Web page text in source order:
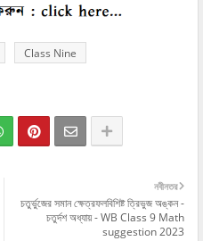
Class Nine
নবীনতর
চতুর্ভুজের সমান ক্ষেত্রফলবিশিষ্ট ত্রিভুজ অঙ্কন -
চতুর্দশ অধ্যায় - WB Class 9 Math
suggestion 2023